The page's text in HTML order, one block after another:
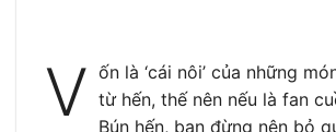
V ốn là ‘cái nôi’ của những
từ hến, thế nên nếu là fan
Bún hến, bạn đừng nên bỏ